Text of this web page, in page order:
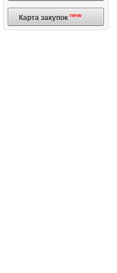
Карта закупок new